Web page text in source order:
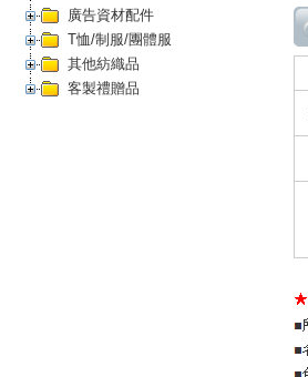
廣告資材配件
T恤/制服/團體服
其他紡織品
客製禮贈品